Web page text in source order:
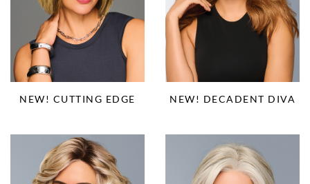
NEW! CUTTING EDGE NEW! DECADENT DIVA